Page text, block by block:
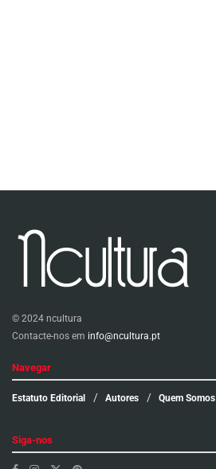
© 2024 ncultura
Contacte-nos em info@ncultura.pt
Navegar
Estatuto Editorial Autores Quem Somos
Siga-nos